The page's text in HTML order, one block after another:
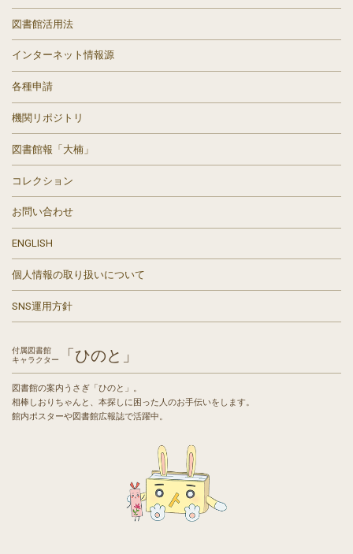
図書館活用法
インターネット情報源
各種申請
機関リポジトリ
図書館報「大楠」
コレクション
お問い合わせ
ENGLISH
個人情報の取り扱いについて
SNS運用方針
付属図書館
キャラクター
「ひのと」
図書館の案内うさぎ「ひのと」。
相棒しおりちゃんと、本探しに困った人のお手伝いをします。
館内ポスターや図書館広報誌で活躍中。